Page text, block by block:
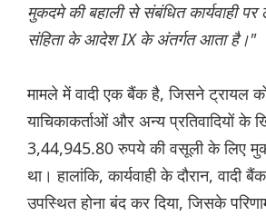
मुकदमे की बहाली से संबंधित कार्यवाही पर
संहिता के आदेश IX के अंतर्गत आता है।"
मामले में वादी एक बैंक है, जिसने ट्रायल
याचिकाकर्ताओं और अन्य प्रतिवादियों के
3,44,945.80 रुपये की वसूली के लिए
था। हालांकि, कार्यवाही के दौरान, वादी
उपस्थित होना बंद कर दिया, जिसके